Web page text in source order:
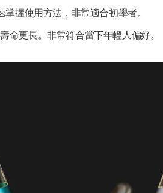
握使用方法，非常適合初學者。
命更長。非常符合當下年輕人偏好。